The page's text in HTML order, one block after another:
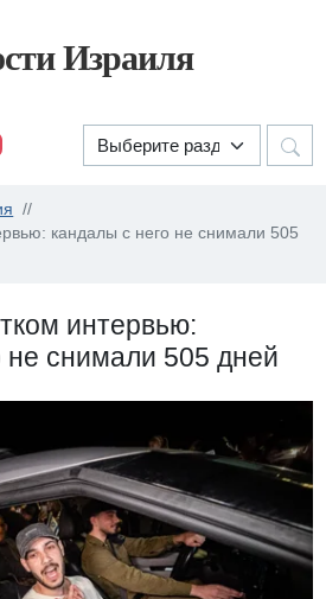
Израиля
кандалы с него не снимали 505
интервью:
не снимали 505 дней